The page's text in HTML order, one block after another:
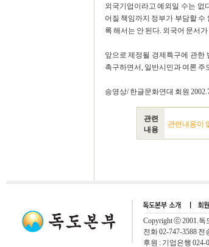
외국기업이라고 예외일 수는 없
어질 책임까지 정부가 부담할 수
록 해서는 안 된다. 외국어 문서
앞으로 제정될 경제특구에 관한
촉구하면서, 일반시민과 여론 주
송영상/ 한글문화연대 회원
관련
내용
관련내용이
Copyright ⓒ 2001.독
전화 02-747-3588
후원 : 기업은행